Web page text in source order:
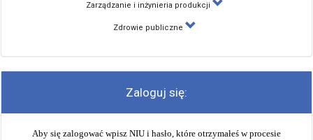
Zarządzanie i inżynieria produkcji
Zdrowie publiczne
Zaloguj się:
Aby się zalogować wpisz NIU i hasło, które otrzymałeś w procesie